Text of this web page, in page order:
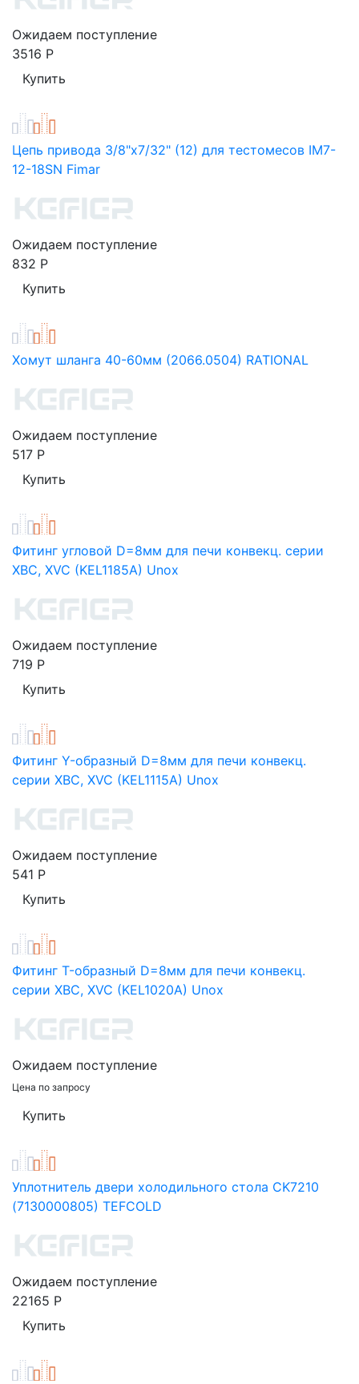
Ожидаем поступление
3516 Р
Цепь привода 3/8"x7/32" (12) для тестомесов IM7-
12-18SN Fimar
Ожидаем поступление
832 Р
Хомут шланга 40-60мм (2066.0504) RATIONAL
Ожидаем поступление
517 Р
Фитинг угловой D=8мм для печи конвекц. серии
XBC, XVC (KEL1185А) Unox
Ожидаем поступление
719 Р
Фитинг Y-образный D=8мм для печи конвекц.
серии XBC, XVC (KEL1115А) Unox
Ожидаем поступление
541 Р
Фитинг T-образный D=8мм для печи конвекц.
серии XBC, XVC (KEL1020А) Unox
Ожидаем поступление
Цена по запросу
Уплотнитель двери холодильного стола CK7210
(7130000805) TEFCOLD
Ожидаем поступление
22165 Р